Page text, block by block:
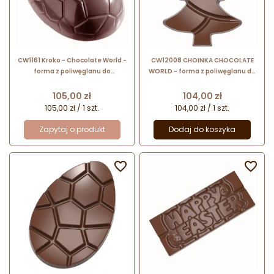
CW1161 Kroko - Chocolate World -
forma z poliwęglanu do
wys. 23 mm / poj. 50 g x 8 pralin
Cena
105,00 zł
105,00 zł / 1 szt.
Zapytaj o produkt
CW12008 CHOINKA CHOCOLATE
WORLD - forma z poliwęglanu do
choinki - poj. 84.5 g
Cena
104,00 zł
104,00 zł / 1 szt.
Dodaj do koszyka
 